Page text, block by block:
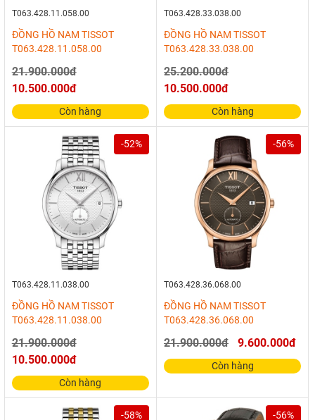
T063.428.11.058.00
ĐỒNG HỒ NAM TISSOT
T063.428.11.058.00
21.900.000đ
10.500.000đ
Còn hàng
T063.428.33.038.00
ĐỒNG HỒ NAM TISSOT
T063.428.33.038.00
25.200.000đ
10.500.000đ
Còn hàng
-52%
T063.428.11.038.00
ĐỒNG HỒ NAM TISSOT
T063.428.11.038.00
21.900.000đ
10.500.000đ
Còn hàng
-56%
T063.428.36.068.00
ĐỒNG HỒ NAM TISSOT
T063.428.36.068.00
21.900.000đ 9.600.000đ
Còn hàng
-58% -56%